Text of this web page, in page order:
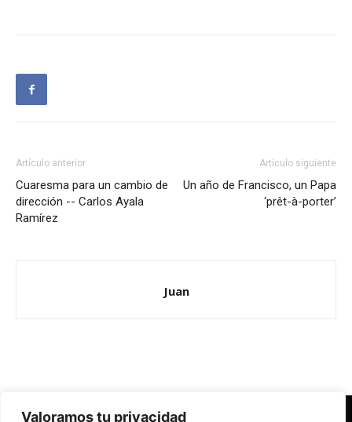
Valoramos tu privacidad
Artículo anterior
Cuaresma para un cambio de
dirección -- Carlos Ayala
Ramírez
Artículo siguiente
Un año de Francisco, un Papa
‘prêt-à-porter’
Juan